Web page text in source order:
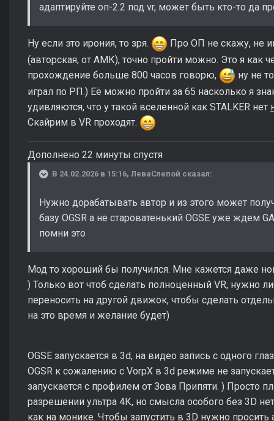
адаптируйте оп-2.2 под vr, может быть кто-то да
Ну если это ирония, то зря.
Про ОП не скажу, не
(авторская, от АМК), точно пройти можно. Это я как
прохождение больше 800 часов говорю,
ну не
играл по РП.) Её можно пройти за 65 насколько я
удивляются, что у такой вселенной как STALKER нет
Скайрим в VR проходят.
Дополнено 22 минуты спустя
В 24.02.2026 в 15:16, ЛеваСлепой сказал:
Нужно дорабатывать автор и из этого может
базу OGSR а не староватенький OGSE уже ждем
помни это
Мод то хороший бы получился. Мне кажется даже
) Только вот чтоб сделать полноценный VR, нужно
переносить на другой движок, чтобы сделать
на это время и желание будет)
OGSE запускается в 3d, на видео запись с одного
OGSR к сожалению с VorpX в 3d режиме не
запускается с профилем от Зова Припяти. ) Просто
разрешении ультра 4К, но смысла особого без 3D
как на монике. Чтобы запустить в 3D нужно просить